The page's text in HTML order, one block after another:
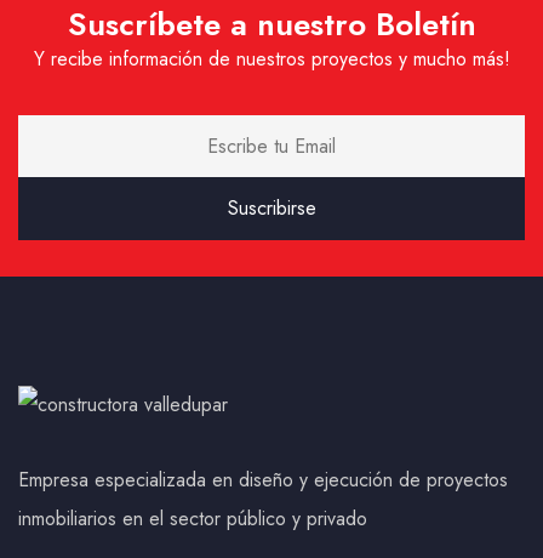
Suscríbete a nuestro Boletín
Y recibe información de nuestros proyectos y mucho más!
Empresa especializada en diseño y ejecución de proyectos
inmobiliarios en el sector público y privado